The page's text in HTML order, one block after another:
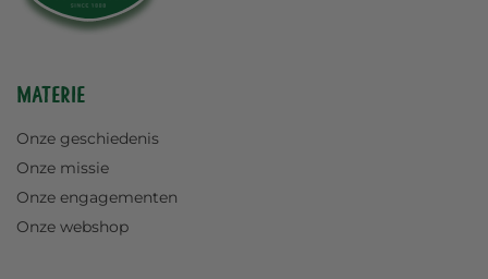
Materie
Onze geschiedenis
Onze missie
Onze engagementen
Onze webshop